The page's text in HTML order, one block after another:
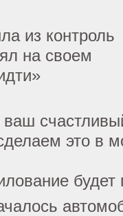
из контроль
на своем
это в
будет